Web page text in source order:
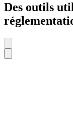
Des outils